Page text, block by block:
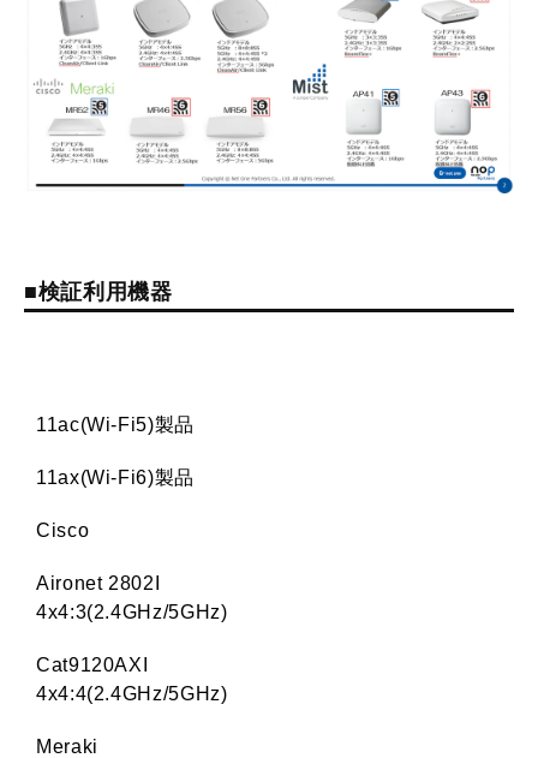
■検証利用機器
11ac(Wi-Fi5)製品
11ax(Wi-Fi6)製品
Cisco
Aironet 2802I
4x4:3(2.4GHz/5GHz)
Cat9120AXI
4x4:4(2.4GHz/5GHz)
Meraki